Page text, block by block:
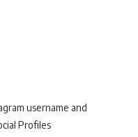
username and
Profiles